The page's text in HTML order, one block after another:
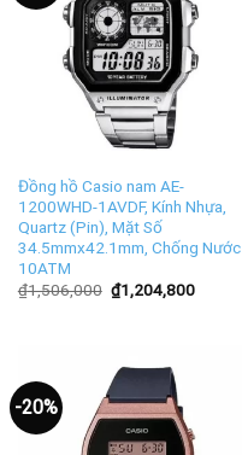
Đồng hồ Casio nam AE-
1200WHD-1AVDF, Kính Nhựa,
Quartz (Pin), Mặt Số
34.5mmx42.1mm, Chống Nước
10ATM
₫1,506,000 ₫1,204,800
-20%